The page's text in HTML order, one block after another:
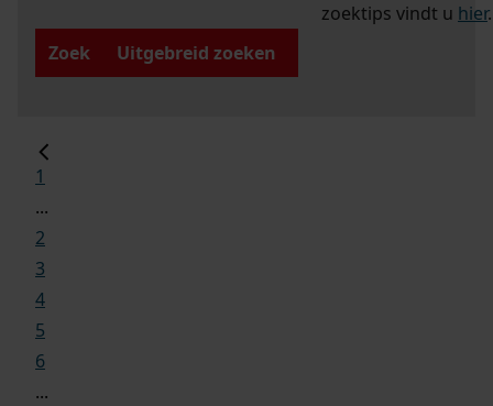
zoektips vindt u hier.
Zoek
Uitgebreid zoeken
1
...
2
3
4
5
6
...